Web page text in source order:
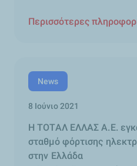
Περισσότερες
News
8 Ιούνιο 2021
H ΤΟΤΑΛ ΕΛΛΑΣ Α.Ε.
σταθμό φόρτισης
στην Ελλάδα